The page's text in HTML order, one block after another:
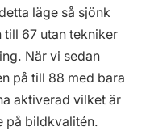
läge så sjönk
67 utan tekniker
När vi sedan
på till 88 med bara
aktiverad vilket är
på bildkvalitén.